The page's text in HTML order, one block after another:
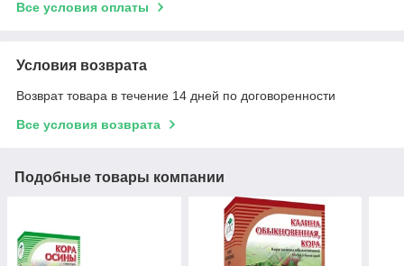
Все условия оплаты
Условия возврата
Возврат товара в течение 14 дней по договоренности
Все условия возврата
Подобные товары компании